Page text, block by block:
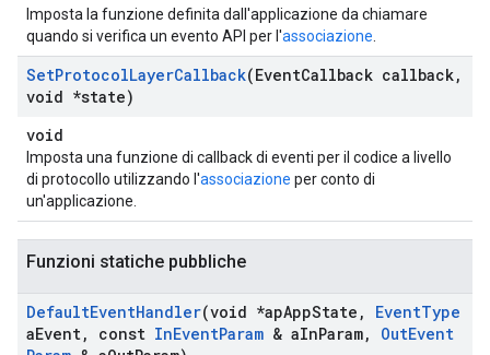
Imposta la funzione definita dall'applicazione da chiamare
quando si verifica un evento API per l'associazione
SetProtocolLayerCallback(EventCallback callback,
void *state)
void
Imposta una funzione di callback di eventi per il codice a livello
di protocollo utilizzando l'associazione per conto di
un'applicazione.
Funzioni statiche pubbliche
DefaultEventHandler(void *apAppState , EventType
aEvent, const InEventParam & aInParam, OutEvent